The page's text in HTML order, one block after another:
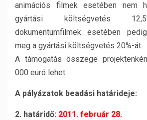
animációs filmek esetében nem
gyártási költségvetés
dokumentumfilmek esetében
meg a gyártási költségvetés 20%-át.
A támogatás összege
000 euró lehet.
A pályázatok beadási határideje:
2. határidő: 2011. február 28.